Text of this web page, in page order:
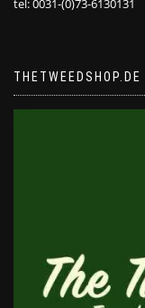
tel: 0031-(0)73-6130131
THETWEEDSHOP.DE